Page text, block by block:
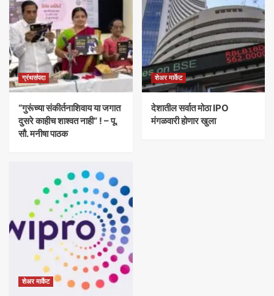
ग्रंथसंपदा
“गुरूंच्या संकीर्तनाशिवाय या जगात
दुसरे काहीच शाश्वत नाही” ! – पू.
सौ. मनीषा पाठक
शेअर मार्केट
देशातील सर्वात मोठा IPO
मंगळवारी होणार खुला
शेअर मार्केट